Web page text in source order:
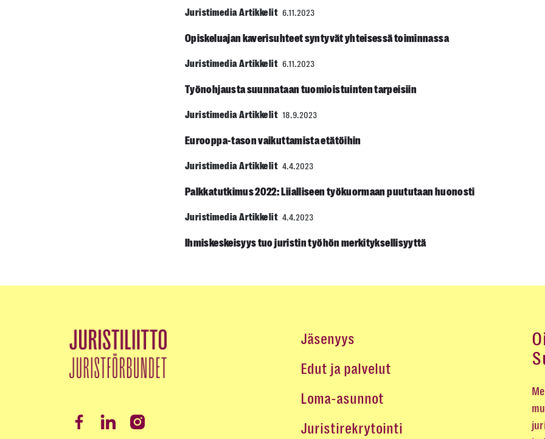
Juristimedia Artikkelit 6.11.2023
Opiskeluajan kaverisuhteet syntyvät yhteisessä toiminnassa
Juristimedia Artikkelit 6.11.2023
Työnohjausta suunnataan tuomioistuinten tarpeisiin
Juristimedia Artikkelit 18.9.2023
Eurooppa-tason vaikuttamista etätöihin
Juristimedia Artikkelit 4.4.2023
Palkkatutkimus 2022: Liialliseen työkuormaan puututaan huonosti
Juristimedia Artikkelit 4.4.2023
Ihmiskeskeisyys tuo juristin työhön merkityksellisyyttä
Jäsenyys
Edut ja palvelut
Loma-asunnot
Juristirekrytointi